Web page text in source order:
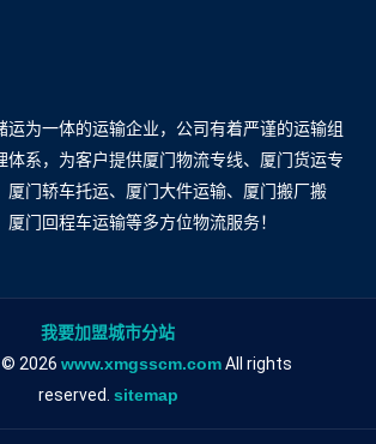
运为一体的运输企业，公司有着严谨的运输组
体系，为客户提供厦门物流专线、厦门货运专
厦门轿车托运、厦门大件运输、厦门搬厂搬
门回程车运输等多方位物流服务！
我要加盟城市分站
2026 www.xmgsscm.comAll rights
reserved. sitemap